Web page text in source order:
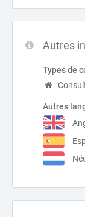
Autres
Types de
Autres